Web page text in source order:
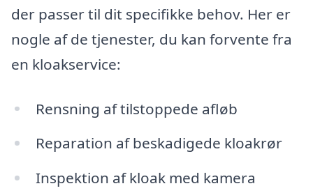
der passer til dit specifikke behov. Her er
nogle af de tjenester, du kan forvente fra
en kloakservice:
Rensning af tilstoppede afløb
Reparation af beskadigede kloakrør
Inspektion af kloak med kamera